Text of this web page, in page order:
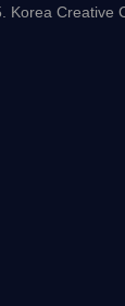
Korea Creative